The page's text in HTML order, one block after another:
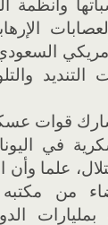
وأنظمة
التنديد
قوات
في
علما
من